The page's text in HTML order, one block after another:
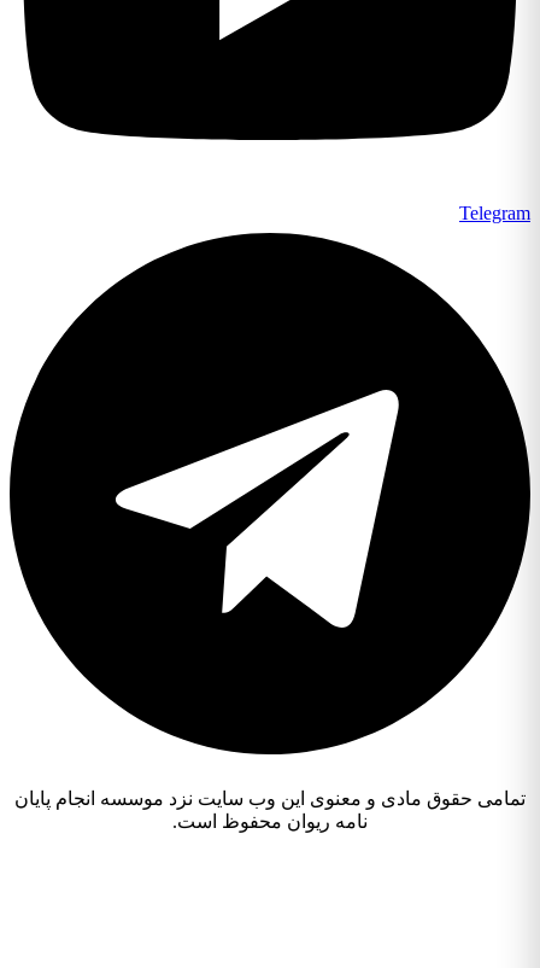
Telegram
تمامی حقوق مادی و معنوی این وب سایت نزد موسسه انجام پایان
نامه ریوان محفوظ است.